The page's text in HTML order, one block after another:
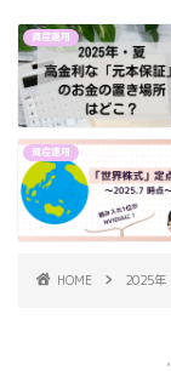
資産運用
資産運用
HOME 2025年